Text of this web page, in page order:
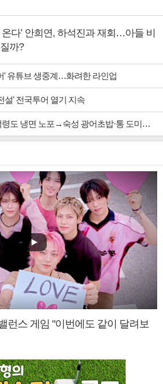
온다’ 안희연, 하석진과 재회…아들 비
까?
' 유튜브 생중계…화려한 라인업
' 전국투어 열기 지속
냉면 노포→숙성 광어초밥·통 도미찜 맛집 탐방
런스 게임 "이번에도 같이 달려보